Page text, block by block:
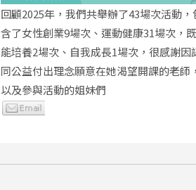
回顧2025年，我們共舉辦了43場次活動，
含了女性創業9場次、運動健康31場次，既
能培養2場次、自我成長1場次，很感謝因
同公益付出理念願意在她渴望開課的老師，
以及參與活動的姐妹們